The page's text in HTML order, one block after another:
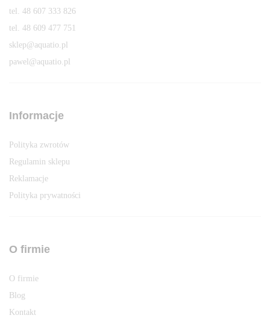
tel. 48 607 333 826
tel. 48 609 477 751
sklep@aquatio.pl
pawel@aquatio.p
Informacje
Polityka zwrotów
Regulamin sklepu
Reklamacje
Polityka prywatności
O firmie
O firmie
Blog
Kontakt